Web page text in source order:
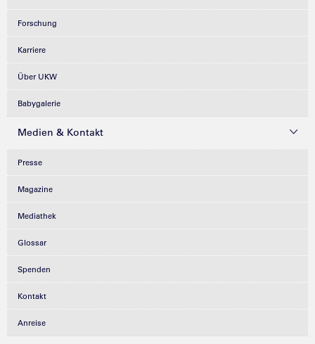
Forschung
Karriere
Über UKW
Babygalerie
Medien & Kontakt
Presse
Magazine
Mediathek
Glossar
Spenden
Kontakt
Anreise